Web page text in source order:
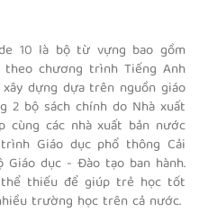
INJURIES
10 là bộ từ vựng bao gồm
chương trình Tiếng Anh
dựng dựa trên nguồn giáo
bộ sách chính do Nhà xuất
cùng các nhà xuất bản nước
Giáo dục phổ thông Cải
dục - Đào tạo ban hành.
thiếu để giúp trẻ học tốt
trường học trên cả nước.